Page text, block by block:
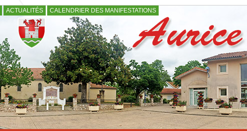
ACTUALITÉS CALENDRIER DES MANIFESTATIONS